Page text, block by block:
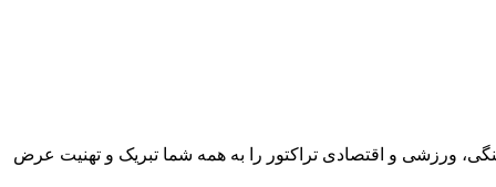
ورزشی و اقتصادی تراکتور را به همه شما تبریک و تهنیت عرض